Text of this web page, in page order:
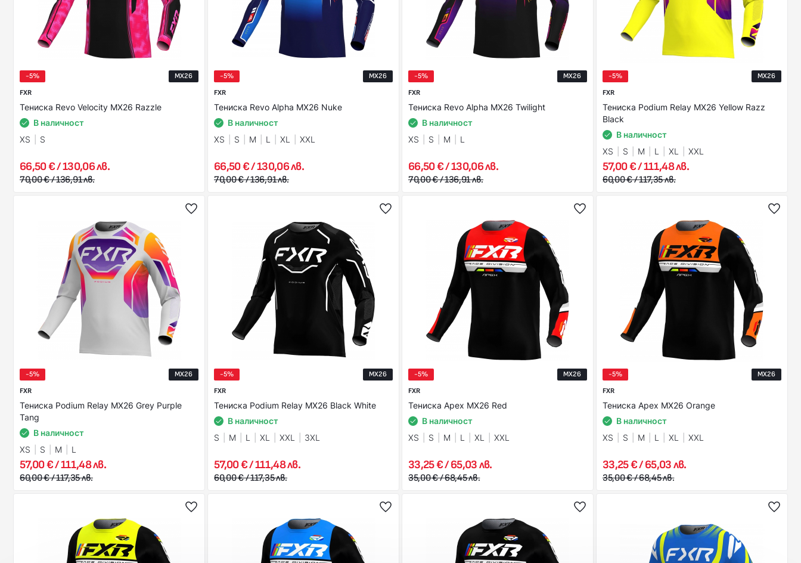
-5%
MX26
FXR
Тениска Revo Velocity MX26 Razzle
В наличност
XS
S
66,50 € / 130,06 лв.
70,00 € / 136,91 лв.
-5%
MX26
FXR
Тениска Revo Alpha MX26 Nuke
В наличност
XS
S M L XL XXL
66,50 € / 130,06 лв.
70,00 € / 136,91 лв.
-5%
MX26
FXR
Тениска Revo Alpha MX26 Twilight
В наличност
XS
S M L
66,50 € / 130,06 лв.
70,00 € / 136,91 лв.
-5%
MX26
FXR
Тениска Podium Relay MX26 Yellow Razz
Black
В наличност
XS
S M L XL XXL
57,00 € / 111,48 лв.
60,00 € / 117,35 лв.
-5%
MX26
FXR
Тениска Podium Relay MX26 Grey Purple
Tang
В наличност
XS
S M L
57,00 € / 111,48 лв.
60,00 € / 117,35 лв.
-5%
MX26
FXR
Тениска Podium Relay MX26 Black White
В наличност
S
M L XL XXL 3XL
57,00 € / 111,48 лв.
60,00 € / 117,35 лв.
-5%
MX26
FXR
Тениска Apex MX26 Red
В наличност
XS
S M L XL XXL
33,25 € / 65,03 лв.
35,00 € / 68,45 лв.
-5%
MX26
FXR
Тениска Apex MX26 Orange
В наличност
XS
S M L XL XXL
33,25 € / 65,03 лв.
35,00 € / 68,45 лв.